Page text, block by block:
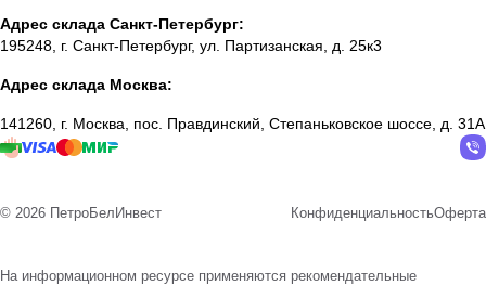
Адрес склада Санкт-Петербург:
195248, г. Санкт-Петербург, ул. Партизанская, д. 25к3
Адрес склада Москва:
141260, г. Москва, пос. Правдинский, Степаньковское шоссе, д. 31А
© 2026 ПетроБелИнвест КонфиденциальностьОферта
На информационном ресурсе применяются рекомендательные